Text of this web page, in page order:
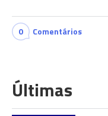
0 Comentários
Últimas